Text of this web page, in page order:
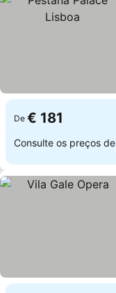
De € 181
Consulte os preços de